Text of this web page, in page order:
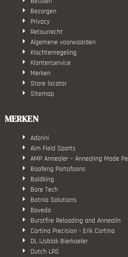
Bezorgen
Privacy
Retourrecht
Algemene voorwaarden
Klachtenregeling
Klantenservice
Merken
Store locator
Sitemap
MERKEN
Adorini
Aim Field Sports
AMP Annealer – Annealing Made Pe
Baofeng Portofoons
Boldking
Bore Tech
Botnia Solutions
Boveda
Burstfire Reloading and Annealin
Cortina Precision - Erik Cortina
DL IJsblok Bierkoeler
Dutch LRS